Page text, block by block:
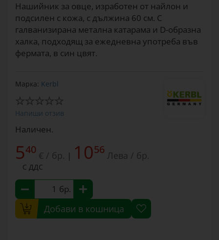
Нашийник за овце, изработен от найлон и
подсилен с кожа, с дължина 60 см. С
галванизирана метална катарама и D-образна
халка, подходящ за ежедневна употреба във
фермата, в син цвят.
Марка: Kerbl
Напиши отзив
Наличен.
540 € / бр. | 1056 Лева / бр.
С ДДС
бр.
Добави в кошница